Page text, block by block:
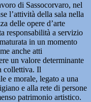
di Sassocorvaro, nel
l’attività della sala nella
delle opere d’arte
responsabilità a servizio
in un momento
anche atti
un valore determinante
collettiva. Il
e morale, legato a una
e alla rete di persone
patrimonio artistico.